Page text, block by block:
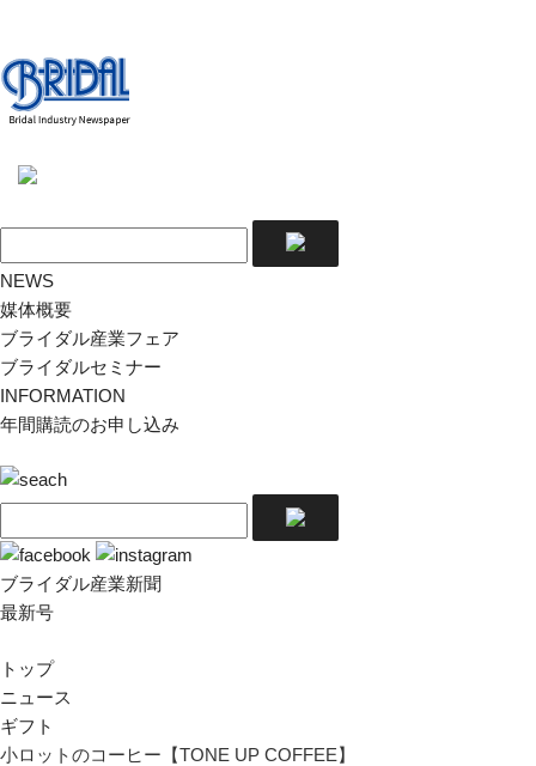
NEWS
媒体概要
ブライダル産業フェア
ブライダルセミナー
INFORMATION
年間購読のお申し込み
ブライダル産業新聞
最新号
トップ
ニュース
ギフト
小ロットのコーヒー【TONE UP COFFEE】